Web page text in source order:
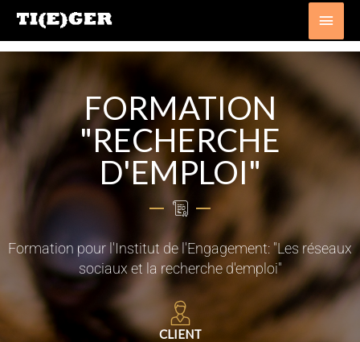
contenu
FORMATION
"RECHERCHE
D'EMPLOI"
Formation pour l'Institut de l'Engagement: "Les réseaux
sociaux et la recherche d'emploi"
CLIENT